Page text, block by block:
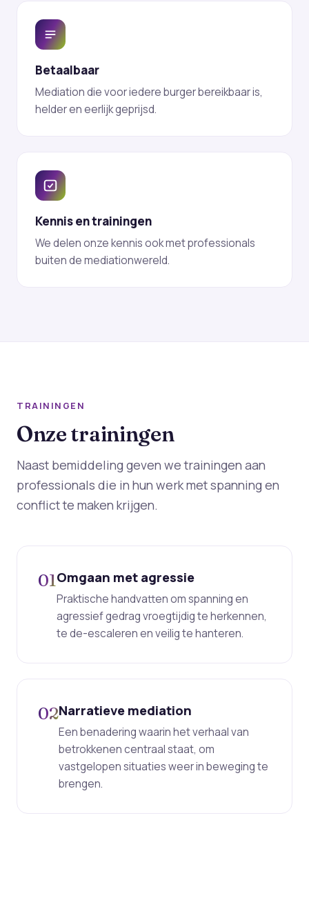
Betaalbaar
Mediation die voor iedere burger bereikbaar is,
helder en eerlijk geprijsd.
Kennis en trainingen
We delen onze kennis ook met professionals
buiten de mediationwereld.
TRAININGEN
Onze trainingen
Naast bemiddeling geven we trainingen aan
professionals die in hun werk met spanning en
conflict te maken krijgen.
01Omgaan met agressie
Praktische handvatten om spanning en
agressief gedrag vroegtijdig te herkennen,
te de-escaleren en veilig te hanteren.
02Narratieve mediation
Een benadering waarin het verhaal van
betrokkenen centraal staat, om
vastgelopen situaties weer in beweging te
brengen.